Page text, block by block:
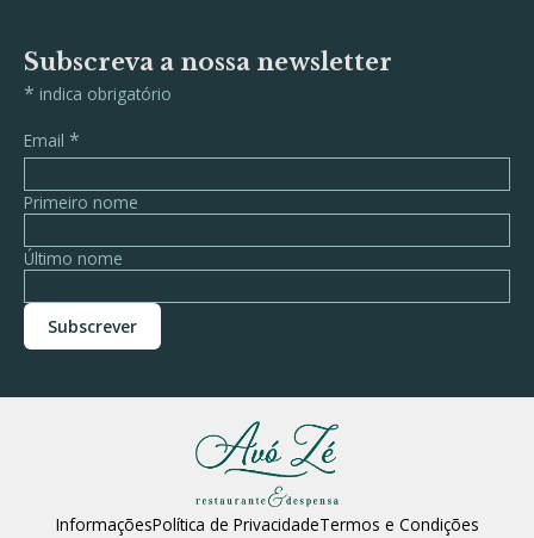
Subscreva a nossa newsletter
* indica obrigatório
Email *
Primeiro nome
Último nome
InformaçõesPolítica de PrivacidadeTermos e Condições